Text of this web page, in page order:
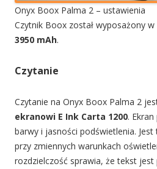
Onyx Boox Palma 2 – ustawienia
Czytnik Boox został wyposażony w
3950 mAh.
Czytanie
Czytanie na Onyx Boox Palma 2
ekranowi E Ink Carta 1200.
barwy i jasności podświetlenia.
przy zmiennych warunkach
rozdzielczość sprawia, że tekst